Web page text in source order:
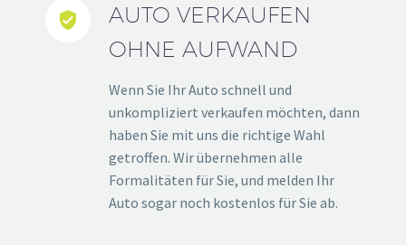


AUTO VERKAUFEN
OHNE AUFWAND
Wenn Sie Ihr Auto schnell und
unkompliziert verkaufen möchten, dann
haben Sie mit uns die richtige Wahl
getroffen. Wir übernehmen alle
Formalitäten für Sie, und melden Ihr
Auto sogar noch kostenlos für Sie ab.